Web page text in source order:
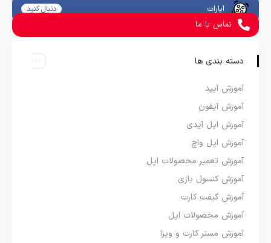
آپارات دنبال کنید
تماس با ما
دسته بندی ها
آموزش آیپد
آموزش آیفون
آموزش اپل آیدی
آموزش اپل واچ
آموزش تعمیر محصولات اپل
آموزش کنسول بازی
آموزش گیفت کارت
آموزش محصولات اپل
آموزش مستر کارت و ویزا